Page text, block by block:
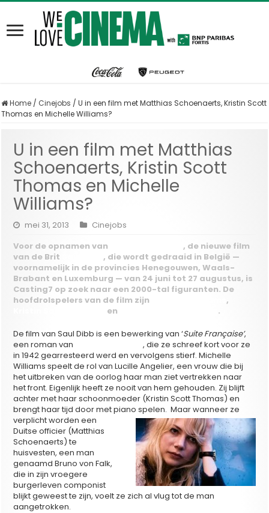
Home / Cinejobs / U in een film met Matthias Schoenaerts, Kristin Scott
Thomas en Michelle Williams?
U in een film met Matthias
Schoenaerts, Kristin Scott
Thomas en Michelle
Williams?
mei 31, 2013
Cinejobs
Voor de opnamen van
, de nieuwe film
van de Brit
, die wordt gedraaid in België —
voornamelijk in de provincies Henegouwen, Waals-
Brabant en Luxemburg — van 24 juni tot 27 augustus, is
Casting7 op zoek naar een 2000-tal figuranten. De
hoofdrolspelers van de film zijn
,
en
.
De film van Saul Dibb is een bewerking van ‘Suite Française’,
een roman van
Irène Némirovsky, die ze schreef kort voor ze
in 1942 gearresteerd werd en vervolgens stierf. Michelle
Williams speelt de rol van Lucille Angelier, een vrouw die bij
het uitbreken van de oorlog haar man ziet vertrekken naar
het front. Eigenlijk heeft ze nooit van hem gehouden. Zij blijft
achter met haar schoonmoeder (Kristin Scott Thomas) en
brengt haar tijd door met piano spelen. Maar wanneer ze
verplicht worden een
Duitse officier (Matthias
Schoenaerts) te
huisvesten, een man
genaamd Bruno von Falk,
die in zijn vroegere
burgerleven componist
blijkt geweest te zijn, voelt ze zich al vlug tot de man
aangetrokken.